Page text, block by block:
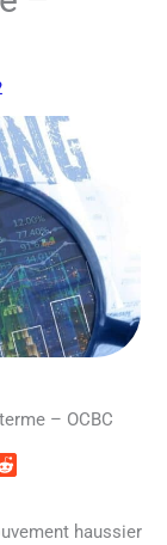
– OCBC
haussier